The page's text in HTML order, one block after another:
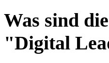
Was sind
"Digital